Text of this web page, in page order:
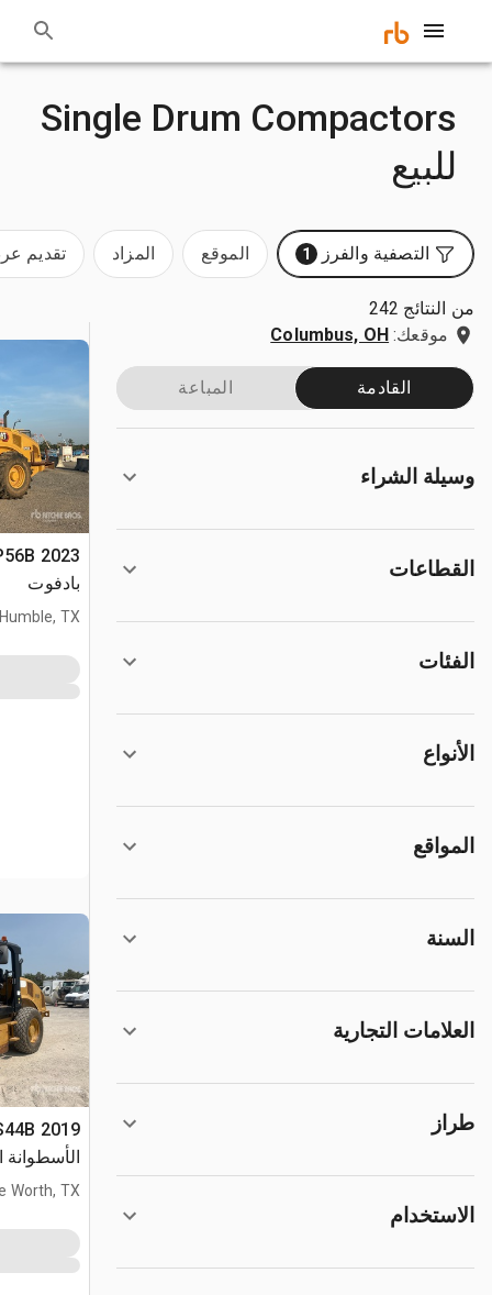
Single Drum Compactors
للبيع
التصفية والفرز 1 الموقع المزاد تقديم
من النتائج 242
موقعك: Columbus, OH
القادمة المباعة
وسيلة الشراء
القطاعات
الفئات
الأنواع
المواقع
السنة
العلامات التجارية
طراز
الاستخدام
بادفوت
TX
الأسطوانة
Worth, TX